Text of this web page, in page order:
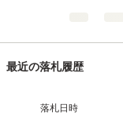
最近の落札履歴
落札日時